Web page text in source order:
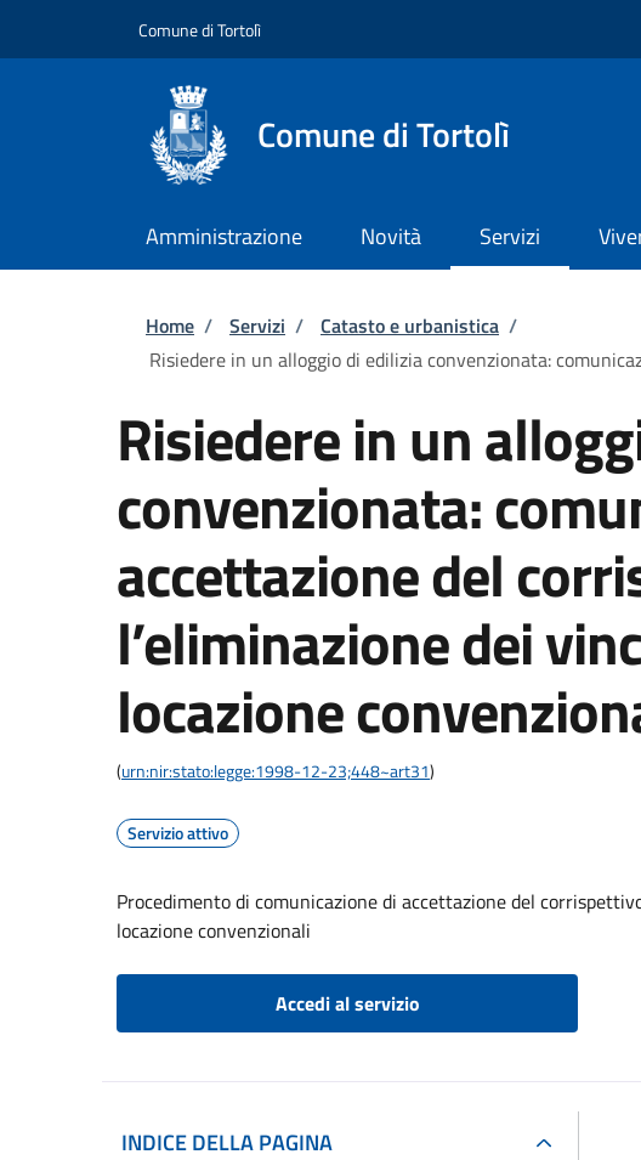
Comune di Tortolì
Comune di Tortolì
Amministrazione Novità Servizi
Briciole di pane
Home / Servizi / Catasto e urbanistica /
Risiedere in un alloggio di edilizia convenzionata:
Risiedere in un
convenzionata:
accettazione del
l’eliminazione dei
locazione
(urn:nir:stato:legge:1998-12-23;448~art31)
Servizio attivo
Procedimento di comunicazione di accettazione del
locazione convenzionali
Accedi al servizio
INDICE DELLA PAGINA